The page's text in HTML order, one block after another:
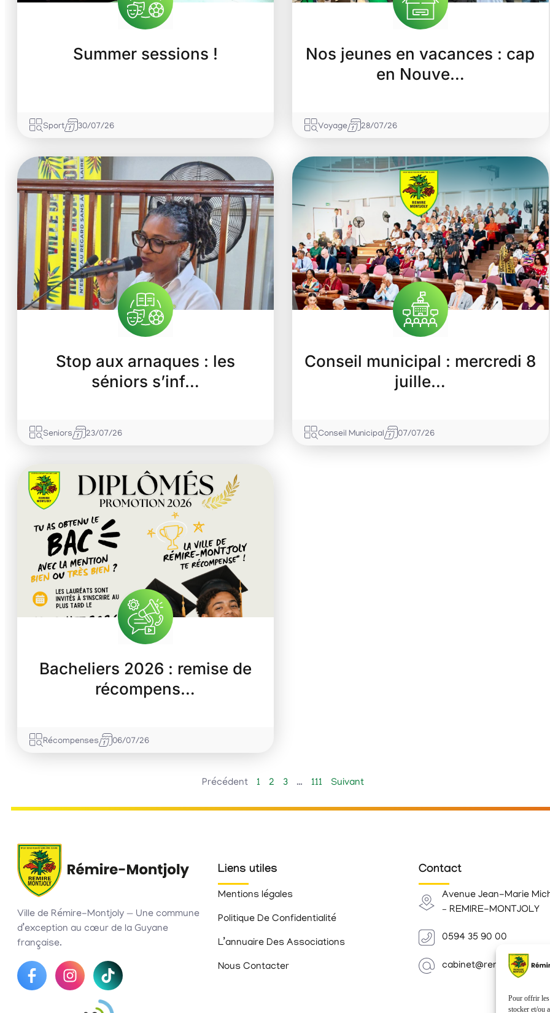
Pour offrir les
stocker et/ou
Summer sessions !
Sport 30/07/26
Nos jeunes en vacances : cap
en Nouve…
Voyage 28/07/26
Stop aux arnaques : les
séniors s’inf…
Seniors 23/07/26
Conseil municipal : mercredi 8
juille…
Conseil Municipal 07/07/26
Bacheliers 2026 : remise de
récompens…
Récompenses 06/07/26
Précédent 1 2 3 … 111 Suivant
Ville de Rémire-Montjoly — Une commune
d’exception au cœur de la Guyane
française.
Liens utiles
Mentions légales
Politique De Confidentialité
L’annuaire Des Associations
Nous Contacter
Contact
Avenue Jean-Marie
– REMIRE-MONTJOLY
0594 35 90 00